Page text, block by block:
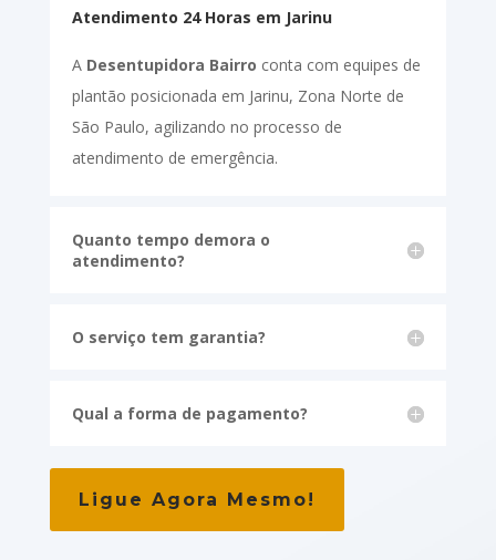
Atendimento 24 Horas em Jarinu
A Desentupidora Bairro conta com equipes de
plantão posicionada em Jarinu, Zona Norte de
São Paulo, agilizando no processo de
atendimento de emergência.
Quanto tempo demora o
atendimento?
O serviço tem garantia?
Qual a forma de pagamento?
Ligue Agora Mesmo!